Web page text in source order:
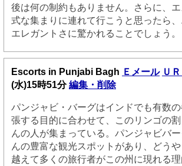
後は何の制約もありません。さらに、
式な集まりに連れて行こうと思ったら
エレガントさに驚かれることでしょう。
Escorts in Punjabi Bagh Ｅメール Ｕ
(水)15時51分編集・削除
パンジャビ・バーグはインドでも有数
張する目的に合わせて、このリンゴの
んの人が集まっている。パンジャビバ
んの豊富な観光スポットがあり、どう
越えて多くの旅行者がこの州に現れる